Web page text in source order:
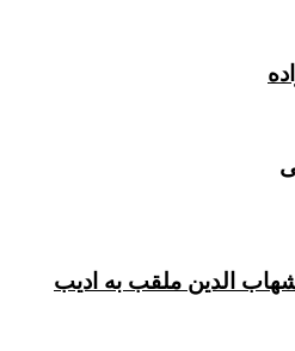
الدین ملقب به ادیب